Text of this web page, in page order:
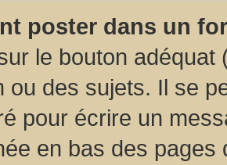
poster dans un
le bouton
ou des sujets. Il se
pour écrire un
en bas des